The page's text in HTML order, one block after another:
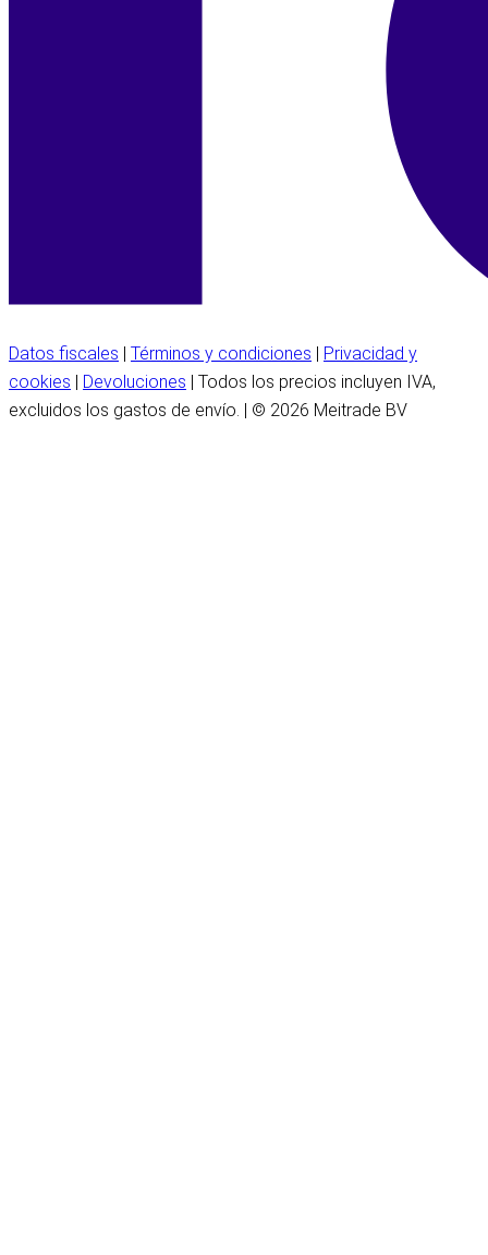
Datos fiscales Términos y condiciones
Privacidad y
cookies
Devoluciones | Todos los precios incluyen IVA,
excluidos los gastos de envío. | © 2026 Meitrade BV